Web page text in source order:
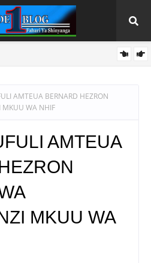
AMTEUA BERNARD HEZRON
MKUU WA NHIF
AMTEUA
MKUU WA